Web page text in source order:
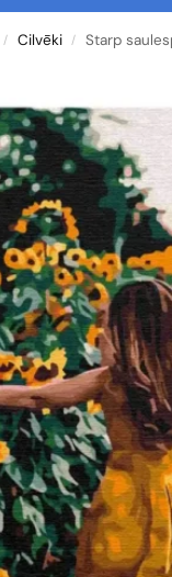
/ Cilvēki / Starp